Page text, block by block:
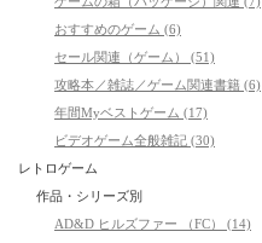
おすすめのゲーム (6)
セール関連（ゲーム） (51)
攻略本／雑誌／ゲーム関連書籍 (6)
年間Myベストゲーム (17)
ビデオゲーム全般雑記 (30)
レトロゲーム
作品・シリーズ別
AD&D ヒルズファー （FC） (14)